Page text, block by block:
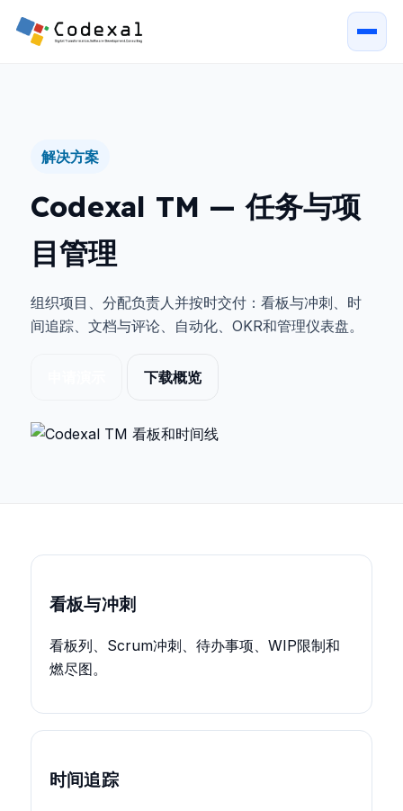
解决方案
Codexal TM — 任务与项
目管理
组织项目、分配负责人并按时交付：看板与冲刺、时
间追踪、文档与评论、自动化、OKR和管理仪表盘。
下载概览
看板与冲刺
看板列、Scrum冲刺、待办事项、WIP限制和
燃尽图。
时间追踪